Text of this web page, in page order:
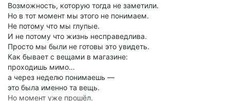
Возможность, которую тогда не заметили.
Но в тот момент мы этого не понимаем.
Не потому что мы глупые.
И не потому что жизнь несправедлива.
Просто мы были не готовы это увидеть.
Как бывает с вещами в магазине:
проходишь мимо…
а через неделю понимаешь —
это была именно та вещь.
Но момент уже прошёл.